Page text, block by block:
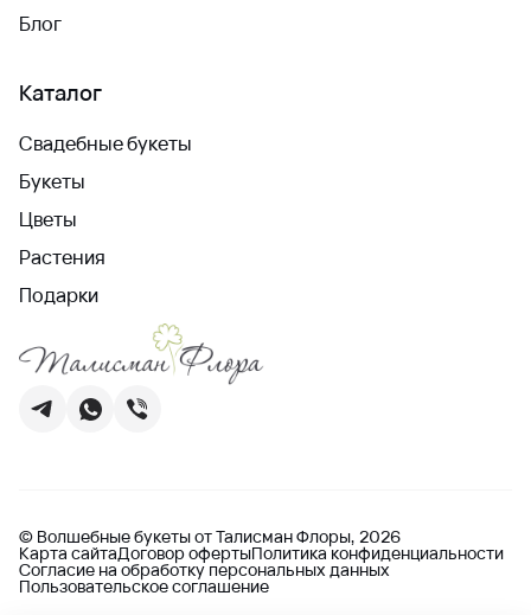
Блог
Каталог
Свадебные букеты
Букеты
Цветы
Растения
Подарки
© Волшебные букеты от Талисман Флоры, 2026
Карта сайтаДоговор офертыПолитика конфиденциальности
Согласие на обработку персональных данных
Пользовательское соглашение